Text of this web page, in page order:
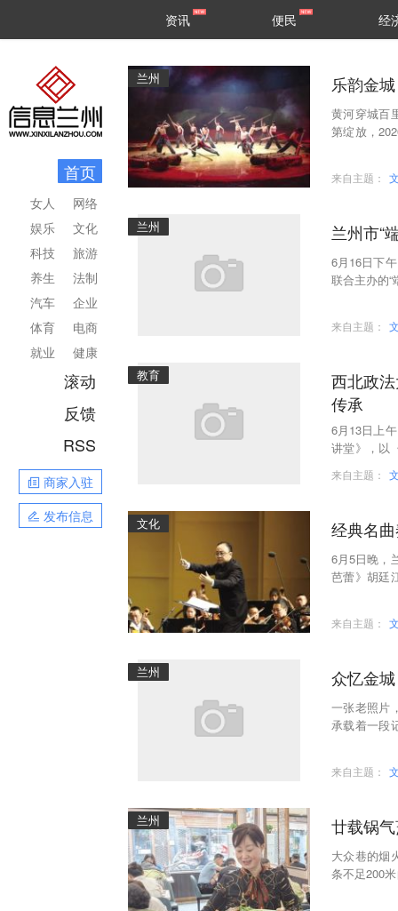
区县
资讯 便民 经
首页
网络
文化
旅游
法制
企业
电商
健康
女人
娱乐
科技
养生
汽车
体育
就业
滚动
反馈
RSS
商家入驻
发布信息
兰州 乐韵金
黄河穿城百
第绽放，
来自主题：
兰州 兰州市“
6月16日下
联合主办的
来自主题：
教育
西北政
传承
6月13日上
讲堂》，以
来自主题：
文化 经典名
6月5日晚，
芭蕾》胡廷
来自主题：
兰州 众忆金
一张老照片
承载着一段
来自主题：
兰州 廿载锅
大众巷的烟
条不足200